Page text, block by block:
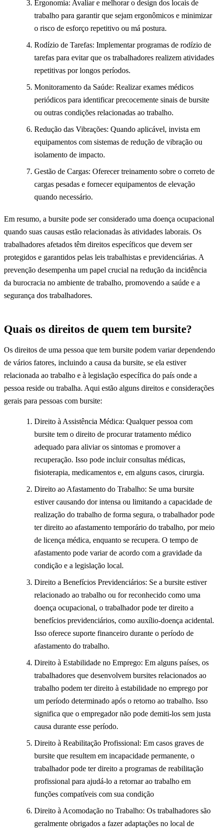
Ergonomia: Avaliar e melhorar o design dos locais de
trabalho para garantir que sejam ergonômicos e minimizar
o risco de esforço repetitivo ou má postura.
Rodízio de Tarefas: Implementar programas de rodízio de
tarefas para evitar que os trabalhadores realizem atividades
repetitivas por longos períodos.
Monitoramento da Saúde: Realizar exames médicos
periódicos para identificar precocemente sinais de bursite
ou outras condições relacionadas ao trabalho.
Redução das Vibrações: Quando aplicável, invista em
equipamentos com sistemas de redução de vibração ou
isolamento de impacto.
Gestão de Cargas: Oferecer treinamento sobre o correto de
cargas pesadas e fornecer equipamentos de elevação
quando necessário.
Em resumo, a bursite pode ser considerado uma doença ocupacional
quando suas causas estão relacionadas às atividades laborais. Os
trabalhadores afetados têm direitos específicos que devem ser
protegidos e garantidos pelas leis trabalhistas e previdenciárias. A
prevenção desempenha um papel crucial na redução da incidência
da burocracia no ambiente de trabalho, promovendo a saúde e a
segurança dos trabalhadores.
Quais os direitos de quem tem bursite?
Os direitos de uma pessoa que tem bursite podem variar dependendo
de vários fatores, incluindo a causa da bursite, se ela estiver
relacionada ao trabalho e à legislação específica do país onde a
pessoa reside ou trabalha. Aqui estão alguns direitos e considerações
gerais para pessoas com bursite:
Direito à Assistência Médica: Qualquer pessoa com
bursite tem o direito de procurar tratamento médico
adequado para aliviar os sintomas e promover a
recuperação. Isso pode incluir consultas médicas,
fisioterapia, medicamentos e, em alguns casos, cirurgia.
Direito ao Afastamento do Trabalho: Se uma bursite
estiver causando dor intensa ou limitando a capacidade de
realização do trabalho de forma segura, o trabalhador pode
ter direito ao afastamento temporário do trabalho, por meio
de licença médica, enquanto se recupera. O tempo de
afastamento pode variar de acordo com a gravidade da
condição e a legislação local.
Direito a Benefícios Previdenciários: Se a bursite estiver
relacionado ao trabalho ou for reconhecido como uma
doença ocupacional, o trabalhador pode ter direito a
benefícios previdenciários, como auxílio-doença acidental.
Isso oferece suporte financeiro durante o período de
afastamento do trabalho.
Direito à Estabilidade no Emprego: Em alguns países, os
trabalhadores que desenvolvem bursites relacionados ao
trabalho podem ter direito à estabilidade no emprego por
um período determinado após o retorno ao trabalho. Isso
significa que o empregador não pode demiti-los sem justa
causa durante esse período.
Direito à Reabilitação Profissional: Em casos graves de
bursite que resultem em incapacidade permanente, o
trabalhador pode ter direito a programas de reabilitação
profissional para ajudá-lo a retornar ao trabalho em
funções compatíveis com sua condição
Direito à Acomodação no Trabalho: Os trabalhadores são
geralmente obrigados a fazer adaptações no local de